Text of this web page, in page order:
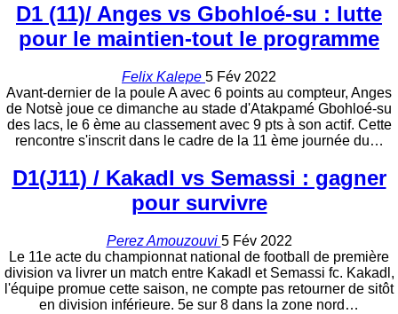
D1 (11)/ Anges vs Gbohloé-su : lutte
pour le maintien-tout le programme
Felix Kalepe 5 Fév 2022
Avant-dernier de la poule A avec 6 points au compteur, Anges
de Notsè joue ce dimanche au stade d'Atakpamé Gbohloé-su
des lacs, le 6 ème au classement avec 9 pts à son actif. Cette
rencontre s'inscrit dans le cadre de la 11 ème journée du…
D1(J11) / Kakadl vs Semassi : gagner
pour survivre
Perez Amouzouvi 5 Fév 2022
Le 11e acte du championnat national de football de première
division va livrer un match entre Kakadl et Semassi fc. Kakadl,
l'équipe promue cette saison, ne compte pas retourner de sitôt
en division inférieure. 5e sur 8 dans la zone nord…